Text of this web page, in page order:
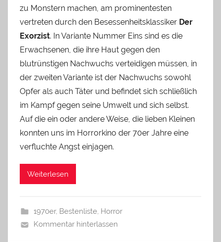
zu Monstern machen, am prominentesten
vertreten durch den Besessenheitsklassiker Der
Exorzist. In Variante Nummer Eins sind es die
Erwachsenen, die ihre Haut gegen den
blutrünstigen Nachwuchs verteidigen müssen, in
der zweiten Variante ist der Nachwuchs sowohl
Opfer als auch Täter und befindet sich schließlich
im Kampf gegen seine Umwelt und sich selbst.
Auf die ein oder andere Weise, die lieben Kleinen
konnten uns im Horrorkino der 70er Jahre eine
verfluchte Angst einjagen.
Weiterlesen
1970er, Bestenliste, Horror
Kommentar hinterlassen